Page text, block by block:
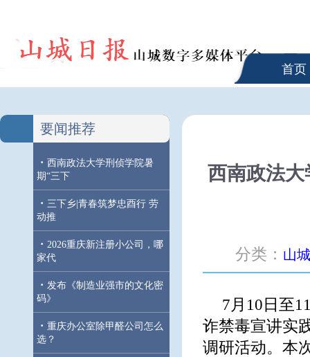
首页
要闻推荐
· 西南政法大学刑侦学院暑
期“三下
· 三下乡|青春筑梦忠酉行 劳
动推
· 2026重庆新注册小公司，哪
家代
· 发布《制造业强市的文化密
码》
· 重庆办公室除甲醛公司怎么
选？
西南政法大
分类： 山
7月10日至
诈禁毒宣讲实
调研活动。本